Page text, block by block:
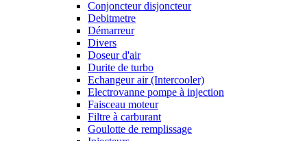
Conjoncteur disjoncteur
Debitmetre
Démarreur
Divers
Doseur d'air
Durite de turbo
Echangeur air (Intercooler)
Electrovanne pompe à injection
Faisceau moteur
Filtre à carburant
Goulotte de remplissage